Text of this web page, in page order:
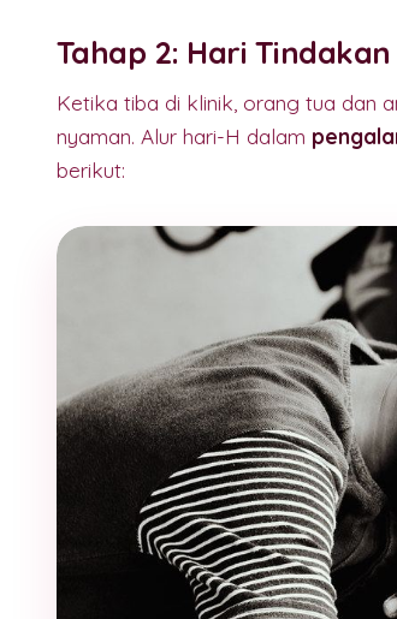
Tahap 2: Hari Tindakan
Ketika tiba di klinik, orang tua dan
nyaman. Alur hari-H dalam
berikut: